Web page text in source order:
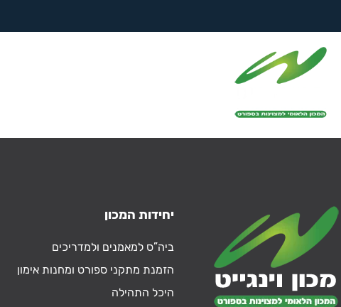
יחידות המכון
ביה”ס למאמנים ולמדריכים
הזמנת מתקני ספורט ומחנות אימון
היכל התהילה